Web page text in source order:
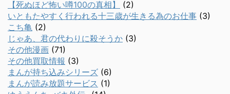
【死ぬほど怖い噂100の真相】
(2)
いともたやすく行われる十三歳が生きる為のお仕事 (3)
こち亀 (2)
じゃあ、君の代わりに殺そうか (3)
その他漫画 (71)
その他買取情報 (3)
まんが持ち込みシリーズ (6)
まんが読み放題サービス (1)